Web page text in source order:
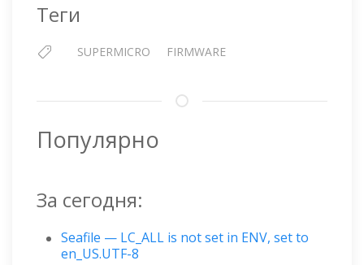
Теги
SUPERMICRO FIRMWARE
Популярно
За сегодня:
Seafile — LC_ALL is not set in ENV, set to
en_US.UTF-8